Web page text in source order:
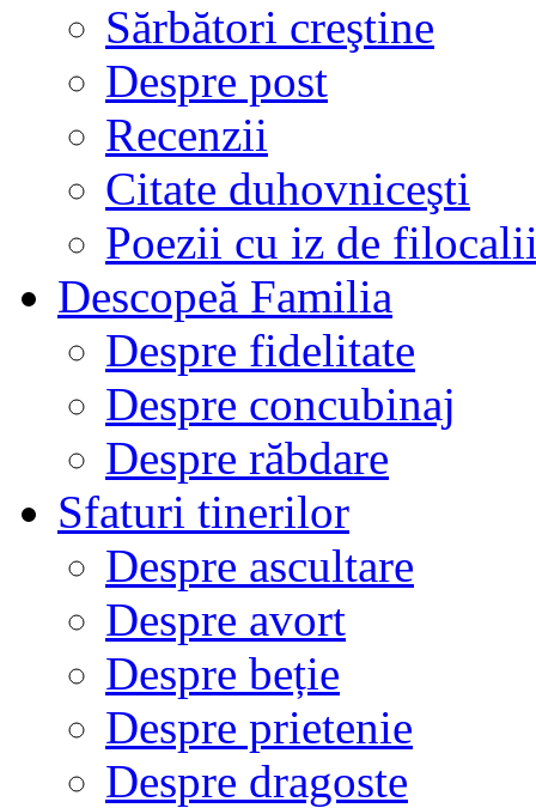
Sărbători creştine
Despre post
Recenzii
Citate duhovniceşti
Poezii cu iz de
Descopeă Familia
Despre fidelitate
Despre concubinaj
Despre răbdare
Sfaturi tinerilor
Despre ascultare
Despre avort
Despre beție
Despre prietenie
Despre dragoste